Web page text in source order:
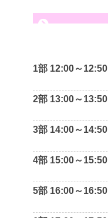
1部 12:00～12:50
2部 13:00～13:50
3部 14:00～14:50
4部 15:00～15:50
5部 16:00～16:50